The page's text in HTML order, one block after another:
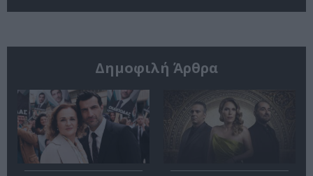
Δημοφιλή Άρθρα